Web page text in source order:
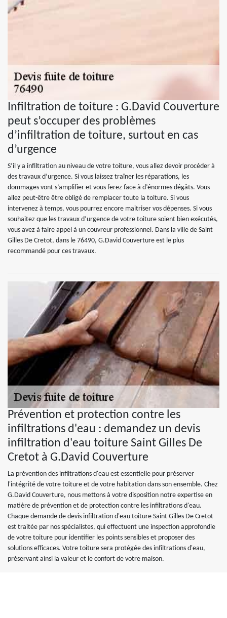
Infiltration de toiture : G.David Couverture
peut s’occuper des problèmes
d’infiltration de toiture, surtout en cas
d’urgence
S’il y a infiltration au niveau de votre toiture, vous allez devoir procéder à
des travaux d’urgence. Si vous laissez traîner les réparations, les
dommages vont s’amplifier et vous ferez face à d’énormes dégâts. Vous
allez peut-être être obligé de remplacer toute la toiture. Si vous
intervenez à temps, vous pourrez encore maitriser vos dépenses. Si vous
souhaitez que les travaux d’urgence de votre toiture soient bien exécutés,
vous avez à faire appel à un couvreur professionnel. Dans la ville de Saint
Gilles De Cretot, dans le 76490, G.David Couverture est le plus
recommandé pour ces travaux.
Prévention et protection contre les
infiltrations d'eau : demandez un devis
infiltration d'eau toiture Saint Gilles De
Cretot à G.David Couverture
La prévention des infiltrations d'eau est essentielle pour préserver
l'intégrité de votre toiture et de votre habitation dans son ensemble. Chez
G.David Couverture, nous mettons à votre disposition notre expertise en
matière de prévention et de protection contre les infiltrations d'eau.
Chaque demande de devis infiltration d'eau toiture Saint Gilles De Cretot
est traitée par nos spécialistes, qui effectuent une inspection approfondie
de votre toiture pour identifier les points sensibles et proposer des
solutions efficaces. Votre toiture sera protégée des infiltrations d'eau,
préservant ainsi la valeur et le confort de votre maison.